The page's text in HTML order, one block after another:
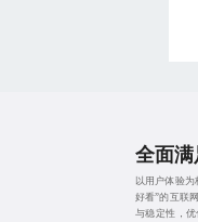
全面
以用户体验为
好看”的互联
与稳定性，